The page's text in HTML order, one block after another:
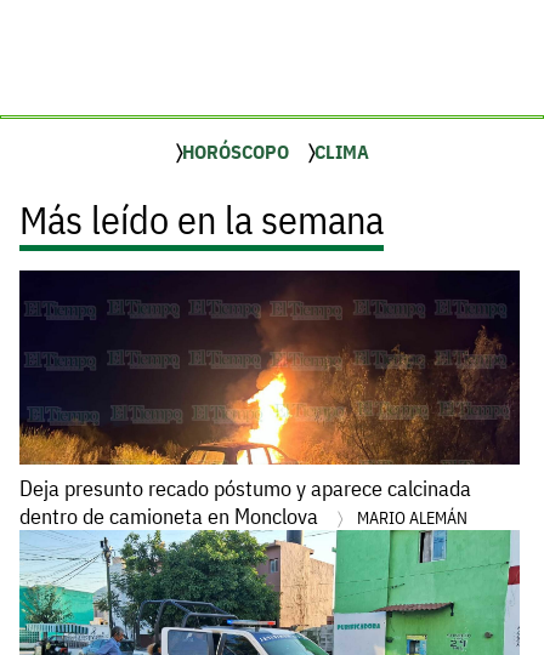
HORÓSCOPO CLIMA
Más leído en la semana
Deja presunto recado póstumo y aparece calcinada
dentro de camioneta en Monclova
MARIO ALEMÁN